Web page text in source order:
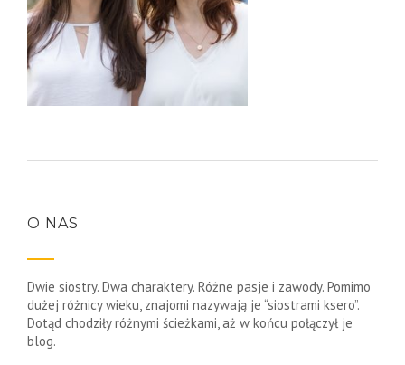
O NAS
Dwie siostry. Dwa charaktery. Różne pasje i zawody. Pomimo
dużej różnicy wieku, znajomi nazywają je “siostrami ksero”.
Dotąd chodziły różnymi ścieżkami, aż w końcu połączył je
blog.